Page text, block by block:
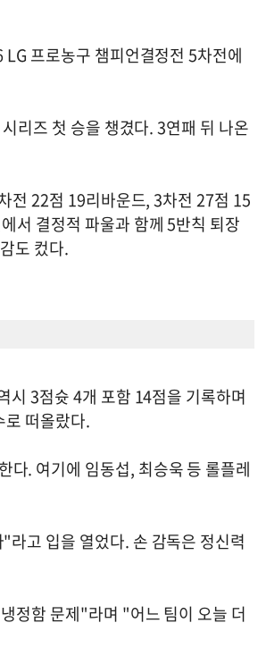
프로농구 챔피언결정전 5차전에
리즈 첫 승을 챙겼다. 3연패 뒤 나온
전 22점 19리바운드, 3차전 27점 15
서 결정적 파울과 함께 5반칙 퇴장
도 컸다.
시 3점슛 4개 포함 14점을 기록하며
로 떠올랐다.
다. 여기에 임동섭, 최승욱 등 롤플레
고 입을 열었다. 손 감독은 정신력
정함 문제"라며 "어느 팀이 오늘 더